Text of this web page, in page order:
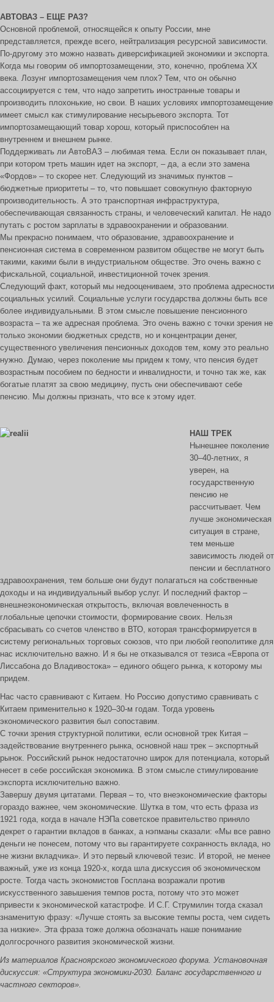
АВТОВАЗ – ЕЩЕ РАЗ?
Основной проблемой, относящейся к опыту России, мне
представляется, прежде всего, нейтрализация ресурсной зависимости.
По-другому это можно назвать диверсификацией экономики и экспорта.
Когда мы говорим об импортозамещении, это, конечно, проблема ХХ
века. Лозунг импортозамещения чем плох? Тем, что он обычно
ассоциируется с тем, что надо запретить иностранные товары и
производить плохонькие, но свои. В наших условиях импортозамещение
имеет смысл как стимулирование несырьевого экспорта. Тот
импортозамещающий товар хорош, который приспособлен на
внутреннем и внешнем рынке.
Поддерживать ли АвтоВАЗ – любимая тема. Если он показывает план,
при котором треть машин идет на экспорт, – да, а если это замена
«Фордов» – то скорее нет. Следующий из значимых пунктов –
бюджетные приоритеты – то, что повышает совокупную факторную
производительность. А это транспортная инфраструктура,
обеспечивающая связанность страны, и человеческий капитал. Не надо
путать с ростом зарплаты в здравоохранении и образовании.
Мы прекрасно понимаем, что образование, здравоохранение и
пенсионная система в современном развитом обществе не могут быть
такими, какими были в индустриальном обществе. Это очень важно с
фискальной, социальной, инвестиционной точек зрения.
Следующий факт, который мы недооцениваем, это проблема адресности
социальных усилий. Социальные услуги государства должны быть все
более индивидуальными. В этом смысле повышение пенсионного
возраста – та же адресная проблема. Это очень важно с точки зрения не
только экономии бюджетных средств, но и концентрации денег,
существенного увеличения пенсионных доходов тем, кому это реально
нужно. Думаю, через поколение мы придем к тому, что пенсия будет
возрастным пособием по бедности и инвалидности, и точно так же, как
богатые платят за свою медицину, пусть они обеспечивают себе
пенсию. Мы должны признать, что все к этому идет.
НАШ ТРЕК
Нынешнее поколение
30–40-летних, я
уверен, на
государственную
пенсию не
рассчитывает. Чем
лучше экономическая
ситуация в стране,
тем меньше
зависимость людей от
пенсии и бесплатного
здравоохранения, тем больше они будут полагаться на собственные
доходы и на индивидуальный выбор услуг. И последний фактор –
внешнеэкономическая открытость, включая вовлеченность в
глобальные цепочки стоимости, формирование своих. Нельзя
сбрасывать со счетов членство в ВТО, которая трансформируется в
систему региональных торговых союзов, что при любой геополитике для
нас исключительно важно. И я бы не отказывался от тезиса «Европа от
Лиссабона до Владивостока» – единого общего рынка, к которому мы
придем.
Нас часто сравнивают с Китаем. Но Россию допустимо сравнивать с
Китаем применительно к 1920–30-м годам. Тогда уровень
экономического развития был сопоставим.
С точки зрения структурной политики, если основной трек Китая –
задействование внутреннего рынка, основной наш трек – экспортный
рынок. Российский рынок недостаточно широк для потенциала, который
несет в себе российская экономика. В этом смысле стимулирование
экспорта исключительно важно.
Завершу двумя цитатами. Первая – то, что внеэкономические факторы
гораздо важнее, чем экономические. Шутка в том, что есть фраза из
1921 года, когда в начале НЭПа советское правительство приняло
декрет о гарантии вкладов в банках, а нэпманы сказали: «Мы все равно
деньги не понесем, потому что вы гарантируете сохранность вклада, но
не жизни вкладчика». И это первый ключевой тезис. И второй, не менее
важный, уже из конца 1920-х, когда шла дискуссия об экономическом
росте. Тогда часть экономистов Госплана возражали против
искусственного завышения темпов роста, потому что это может
привести к экономической катастрофе. И С.Г. Струмилин тогда сказал
знаменитую фразу: «Лучше стоять за высокие темпы роста, чем сидеть
за низкие». Эта фраза тоже должна обозначать наше понимание
долгосрочного развития экономической жизни.
Из материалов Красноярского экономического форума. Установочная
дискуссия: «Структура экономики-2030. Баланс государственного и
частного секторов».